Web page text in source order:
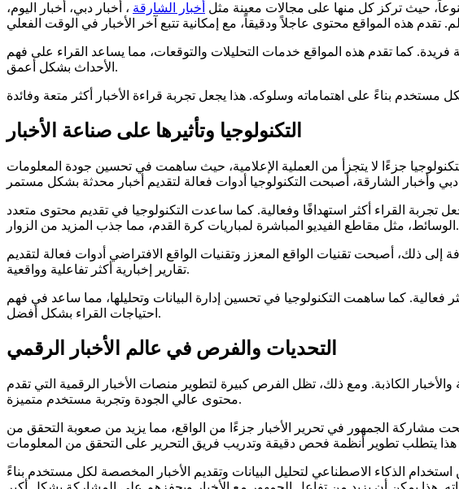
أخبار الشارقة ، أخبار دبي، أخبار اليوم،
كما تقدم هذه المواقع خدمات التحليلات والتوقعات، مما يساعد القراء على فهم
الأحداث بشكل أعمق.
التكنولوجيا وتأثيرها على صناعة الأخبار
جزءًا لا يتجزأ من العملية الإعلامية، حيث ساهمت في تحسين جودة المعلومات
القراء أكثر استهدافًا وفعالية. كما ساعدت التكنولوجيا في تقديم محتوى متعدد
الوسائط، مثل مقاطع الفيديو المباشرة لمباريات كرة القدم، مما جذب المزيد من الزوار.
ذلك، أصبحت تقنيات الواقع المعزز وتقنيات الواقع الافتراضي أدوات فعالة لتقديم
تقارير إخبارية أكثر تفاعلية وواقعية.
فعالية. كما ساهمت التكنولوجيا في تحسين إدارة البيانات وتحليلها، مما ساعد في فهم
احتياجات القراء بشكل أفضل.
التحديات والفرص في عالم الأخبار الرقمي
والأخبار الكاذبة. ومع ذلك، تظل الفرص كبيرة لتطوير منصات الأخبار الرقمية التي تقدم
محتوى عالي الجودة وتجربة مستخدم متميزة.
مشاركة الجمهور في تحرير الأخبار جزءًا من الواقع، مما يزيد من صعوبة التحقق من
الذكاء الاصطناعي لتحليل البيانات وتقديم الأخبار المخصصة لكل مستخدم بناءً